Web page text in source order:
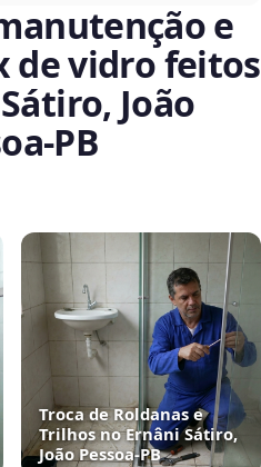
e
de vidro feitos
João
Troca de Roldanas e
Trilhos no Ernâni Sátiro,
João Pessoa‑PB